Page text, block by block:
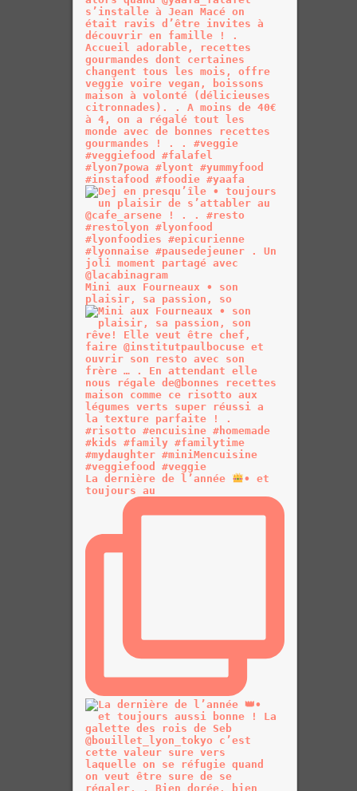
Mini aux Fourneaux • son
plaisir, sa passion, so
La dernière de l’année
• et
toujours au